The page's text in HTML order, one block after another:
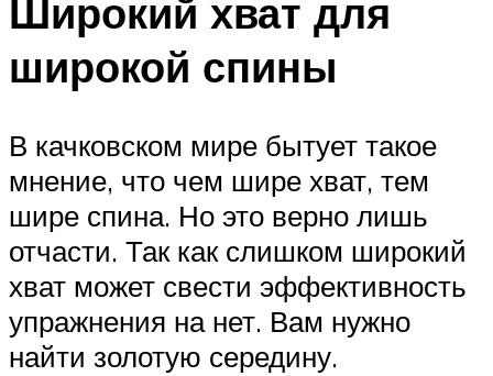
Широкий хват для
широкой спины
В качковском мире бытует такое
мнение, что чем шире хват, тем
шире спина. Но это верно лишь
отчасти. Так как слишком широкий
хват может свести эффективность
упражнения на нет. Вам нужно
найти золотую середину.